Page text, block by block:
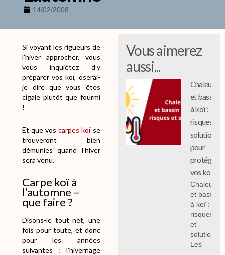
14/02/2008
Si voyant les rigueurs de
l’hiver approcher, vous
vous inquiétez d’y
préparer vos koï, oserai-
je dire que vous êtes
cigale plutôt que fourmi
!
Et que voscarpes koïse
trouveront bien
démunies quand l’hiver
sera venu.
Carpe koï à
l’automne –
que faire ?
Disons-le tout net, une
fois pour toute, et donc
pour les années
suivantes : l’hivernage
Vous aimerez
aussi...
Chaleur
et bassin
à koï :
risques et
solutions
pour
protéger
vos koi
Chaleur
et bassin
à koï :
risques
et
solutions;
Les